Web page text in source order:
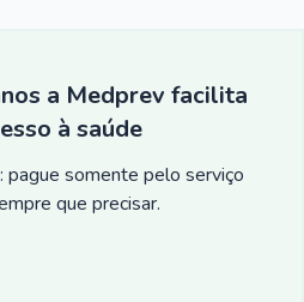
a Medprev facilita
à saúde
pague somente pelo serviço
que precisar.